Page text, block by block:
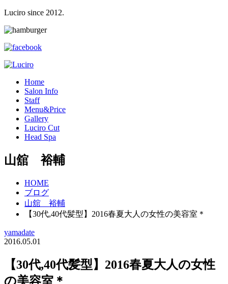
Luciro since 2012.
Home
Salon Info
Staff
Menu&Price
Gallery
Luciro Cut
Head Spa
山舘 裕輔
HOME
ブログ
山舘 裕輔
【30代,40代髪型】2016春夏大人の女性の美容室＊
yamadate
2016.05.01
【30代,40代髪型】2016春夏大人の女性
の美容室＊